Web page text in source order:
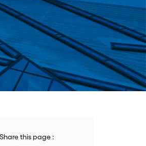
Share this page :